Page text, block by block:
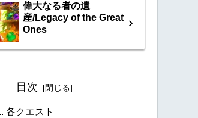
偉大なる者の遺
産/Legacy of the Great
Ones
目次
各クエスト